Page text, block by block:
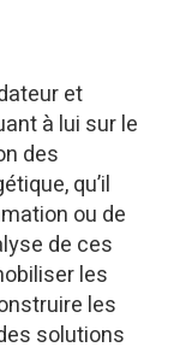
et
à lui sur le
des
qu’il
ou de
de ces
les
les
solutions